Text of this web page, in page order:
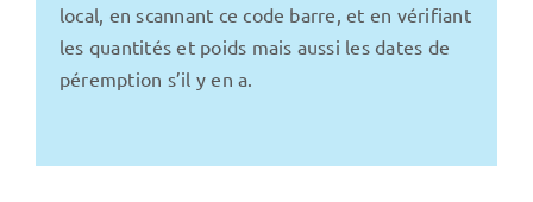
local, en scannant ce code barre, et en vérifiant
les quantités et poids mais aussi les dates de
péremption s’il y en a.